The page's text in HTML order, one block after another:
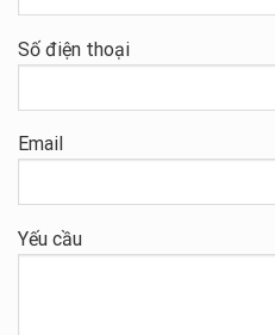
Số điện thoại
Email
Yếu cầu